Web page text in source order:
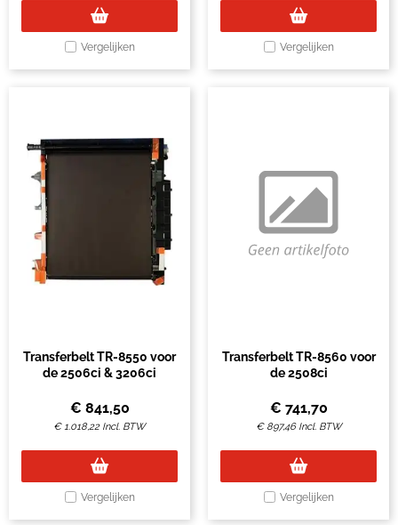
Vergelijken Vergelijken
Transferbelt TR-8550 voor
de 2506ci & 3206ci
€ 841,50
€1.018,22 Incl. BTW
Vergelijken
Transferbelt TR-8560 voor
de 2508ci
€ 741,70
€ 897,46 Incl. BTW
Vergelijken